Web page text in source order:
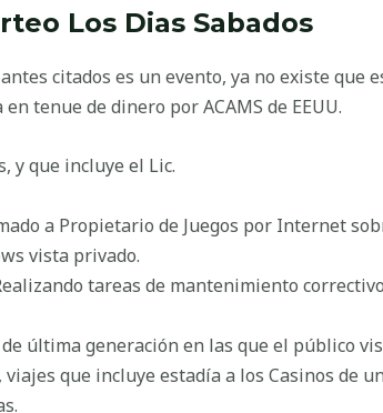
Los Dias Sabados
citados es un evento, ya no existe que
tenue de dinero por ACAMS de EEUU.
y que incluye el Lic.
a Propietario de Juegos por Internet
vista privado.
tareas de mantenimiento
última generación en las que el público
que incluye estadía a los Casinos de